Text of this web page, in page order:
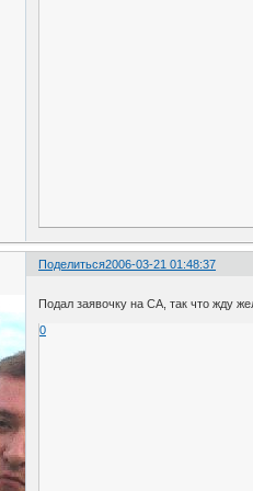
Поделиться2006-03-21 01:48:37
Подал заявочку на СА, так что жду
0